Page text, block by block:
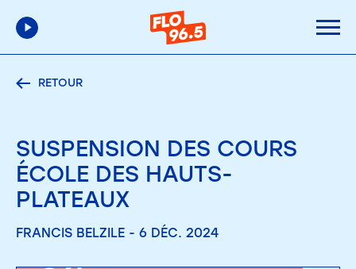
RETOUR
SUSPENSION DES COURS
ÉCOLE DES HAUTS-
PLATEAUX
FRANCIS BELZILE - 6 DÉC. 2024